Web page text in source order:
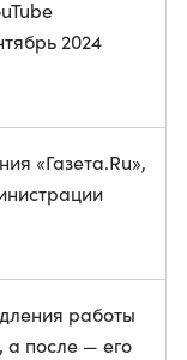
2024
«Газета.Ru»,
работы
а после — его